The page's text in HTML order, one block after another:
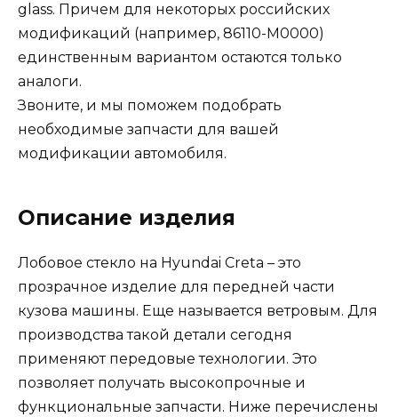
glass. Причем для некоторых российских
модификаций (например, 86110-M0000)
единственным вариантом остаются только
аналоги.
Звоните, и мы поможем подобрать
необходимые запчасти для вашей
модификации автомобиля.
Описание изделия
Лобовое стекло на Hyundai Creta – это
прозрачное изделие для передней части
кузова машины. Еще называется ветровым. Для
производства такой детали сегодня
применяют передовые технологии. Это
позволяет получать высокопрочные и
функциональные запчасти. Ниже перечислены